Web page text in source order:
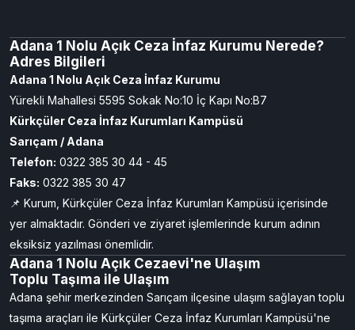
Adana 1 Nolu Açık Ceza İnfaz Kurumu Nerede?
Adres Bilgileri
Adana 1 Nolu Açık Ceza İnfaz Kurumu
Yürekli Mahallesi 5595 Sokak No:10 İç Kapı No:B7
Kürkçüler Ceza İnfaz Kurumları Kampüsü
Sarıçam / Adana
Telefon: 0322 385 30 44 - 45
Faks: 0322 385 30 47
📌 Kurum, Kürkçüler Ceza İnfaz Kurumları Kampüsü içerisinde
yer almaktadır. Gönderi ve ziyaret işlemlerinde kurum adının
eksiksiz yazılması önemlidir.
Adana 1 Nolu Açık Cezaevi'ne Ulaşım
Toplu Taşıma ile Ulaşım
Adana şehir merkezinden Sarıçam ilçesine ulaşım sağlayan toplu
taşıma araçları ile Kürkçüler Ceza İnfaz Kurumları Kampüsü'ne